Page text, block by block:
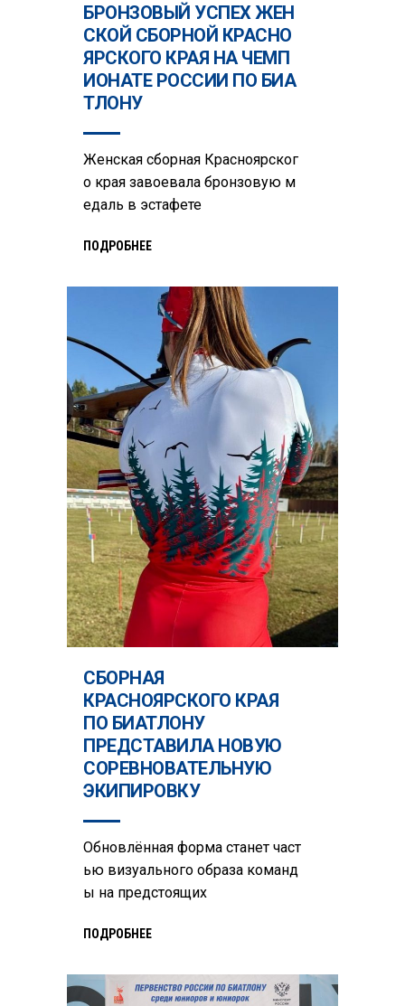
БРОНЗОВЫЙ УСПЕХ ЖЕН
СКОЙ СБОРНОЙ КРАСНО
ЯРСКОГО КРАЯ НА ЧЕМП
ИОНАТЕ РОССИИ ПО БИА
ТЛОНУ
Женская сборная Красноярског
о края завоевала бронзовую м
едаль в эстафете
ПОДРОБНЕЕ
СБОРНАЯ
КРАСНОЯРСКОГО КРАЯ
ПО БИАТЛОНУ
ПРЕДСТАВИЛА НОВУЮ
СОРЕВНОВАТЕЛЬНУЮ
ЭКИПИРОВКУ
Обновлённая форма станет част
ью визуального образа команд
ы на предстоящих
ПОДРОБНЕЕ